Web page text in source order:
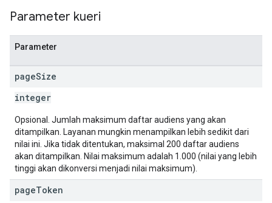
Parameter kueri
Parameter
pageSize
integer
Opsional. Jumlah maksimum daftar audiens yang akan
ditampilkan. Layanan mungkin menampilkan lebih sedikit dari
nilai ini. Jika tidak ditentukan, maksimal 200 daftar audiens
akan ditampilkan. Nilai maksimum adalah 1.000 (nilai yang lebih
tinggi akan dikonversi menjadi nilai maksimum).
pageToken